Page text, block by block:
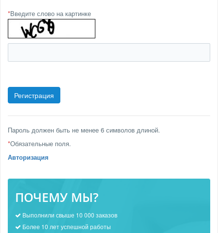
*Введите слово на картинке
Пароль должен быть не менее 6 символов длиной.
*Обязательные поля.
Авторизация
ПОЧЕМУ МЫ?
Выполнили свыше 10 000 заказов
Более 10 лет успешной работы